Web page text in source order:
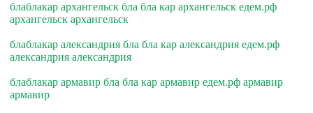
блаблакар архангельск бла бла кар архангельск едем.рф
архангельск архангельск
блаблакар александрия бла бла кар александрия едем.рф
александрия александрия
блаблакар армавир бла бла кар армавир едем.рф армавир
армавир